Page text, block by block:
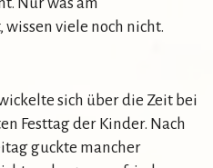
wissen viele noch nicht.
sich über die Zeit bei
Festtag der Kinder. Nach
guckte mancher